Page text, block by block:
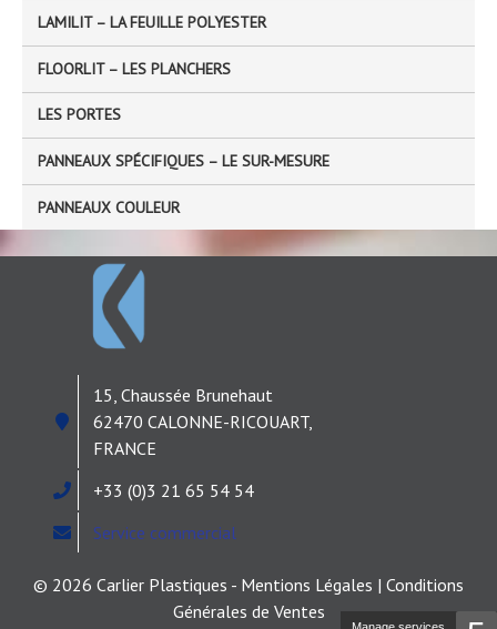
LAMILIT – LA FEUILLE POLYESTER
FLOORLIT – LES PLANCHERS
LES PORTES
PANNEAUX SPÉCIFIQUES – LE SUR-MESURE
PANNEAUX COULEUR
15, Chaussée Brunehaut
62470 CALONNE-RICOUART,
FRANCE
+33 (0)3 21 65 54 54
Service commercial
© 2026 Carlier Plastiques - Mentions Légales | Conditions
Générales de Ventes